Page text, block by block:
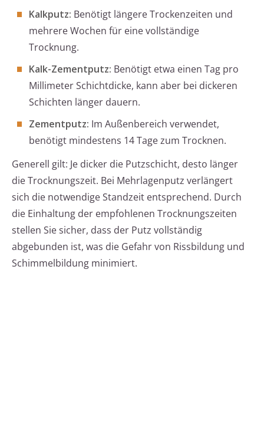
Kalkputz: Benötigt längere Trockenzeiten und
mehrere Wochen für eine vollständige
Trocknung.
Kalk-Zementputz: Benötigt etwa einen Tag pro
Millimeter Schichtdicke, kann aber bei dickeren
Schichten länger dauern.
Zementputz: Im Außenbereich verwendet,
benötigt mindestens 14 Tage zum Trocknen.
Generell gilt: Je dicker die Putzschicht, desto länger
die Trocknungszeit. Bei Mehrlagenputz verlängert
sich die notwendige Standzeit entsprechend. Durch
die Einhaltung der empfohlenen Trocknungszeiten
stellen Sie sicher, dass der Putz vollständig
abgebunden ist, was die Gefahr von Rissbildung und
Schimmelbildung minimiert.